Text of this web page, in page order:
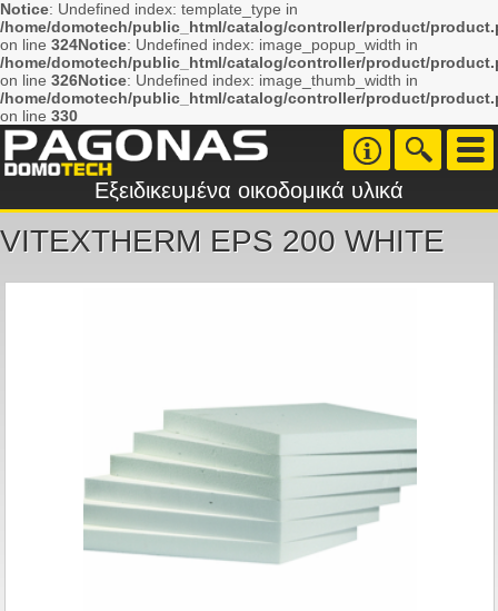
Notice: Undefined index: template_type in
/home/domotech/public_html/catalog/controller/product/
on line 324Notice: Undefined index: image_popup_width in
/home/domotech/public_html/catalog/controller/product/
on line 326Notice: Undefined index: image_thumb_width in
/home/domotech/public_html/catalog/controller/product/
on line 330
Εξειδικευμένα οικοδομικά υλικά
VITEXTHERM EPS 200 WHITE